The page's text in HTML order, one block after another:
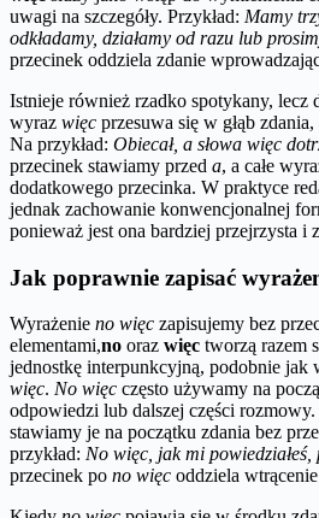
uwagi na szczegóły. Przykład: Mamy
odkładamy, działamy od razu lub
przecinek oddziela zdanie
Istnieje również rzadko spotykany, lecz
wyraz więc przesuwa się w głąb zdania,
Na przykład: Obiecał, a słowa więc
przecinek stawiamy przed a, a całe
dodatkowego przecinka. W praktyce
jednak zachowanie konwencjonalnej
ponieważ jest ona bardziej przejrzysta i
Jak poprawnie zapisać
Wyrażenie no więc zapisujemy bez
elementami,no oraz więc tworzą razem
jednostkę interpunkcyjną, podobnie jak
więc. No więc często używamy na
odpowiedzi lub dalszej części
stawiamy je na początku zdania bez
przykład: No więc, jak mi powiedziałeś,
przecinek po no więc oddziela wtrącenie